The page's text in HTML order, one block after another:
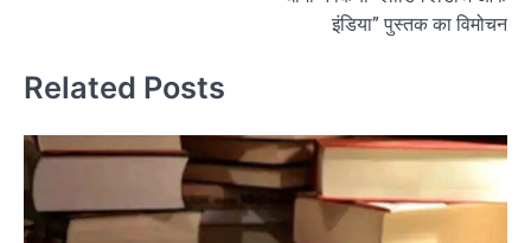
इंडिया” पुस्तक का विमोचन
Related Posts